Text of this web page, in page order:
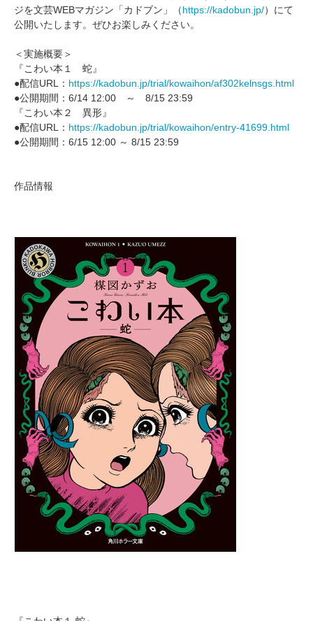
ジを文芸WEBマガジン「カドブン」（https://kadobun.jp/）にて
公開いたします。ぜひお楽しみください。
＜実施概要＞
『こわい本１ 蛇』
●配信URL： https://kadobun.jp/trial/kowaihon/af302kelnsgs.html
●公開期間：6/14 12:00 ～ 8/15 23:59
『こわい本２ 異形』
●配信URL： https://kadobun.jp/trial/kowaihon/entry-41699.html
●公開期間：6/15 12:00 ～ 8/15 23:59
作品情報